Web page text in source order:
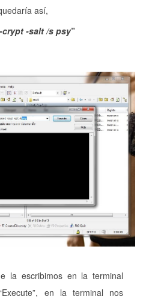
así,
-salt /s psy”
la escribimos en la terminal
en la terminal nos